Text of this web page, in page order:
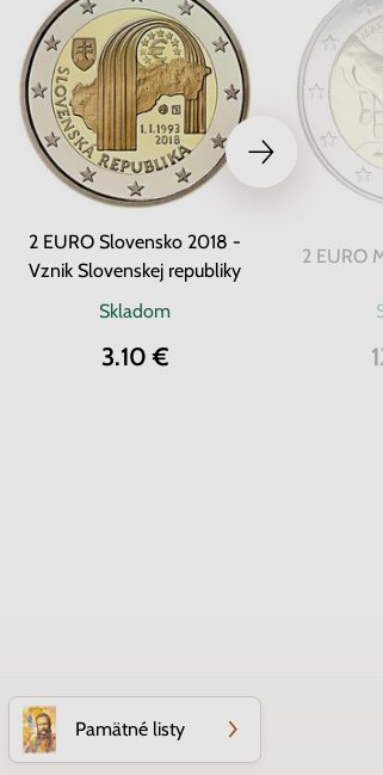
2 EURO Slovensko 2018 -
Vznik Slovenskej republiky
Skladom
3.10 €
2 EURO
Pamätné listy